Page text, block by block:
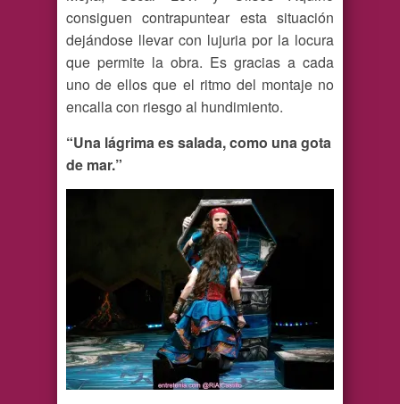
consiguen contrapuntear esta situación
dejándose llevar con lujuria por la locura
que permite la obra. Es gracias a cada
uno de ellos que el ritmo del montaje no
encalla con riesgo al hundimiento.
“Una lágrima es salada, como una gota
de mar.”